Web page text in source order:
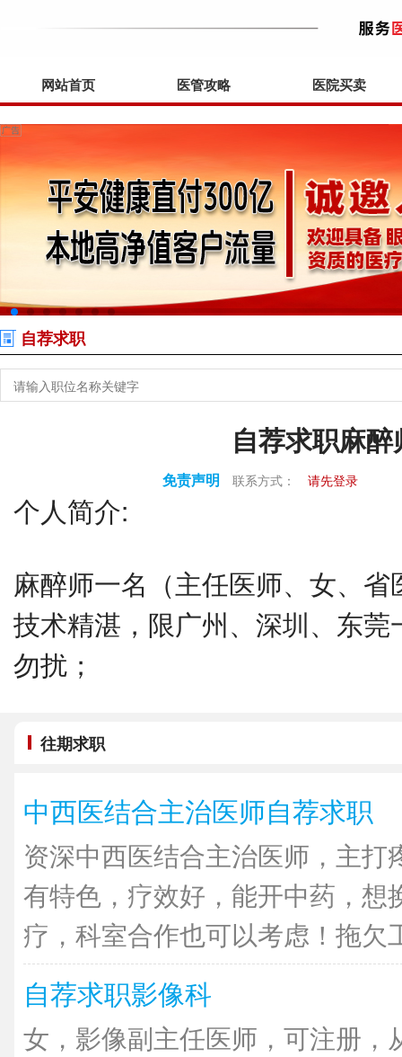
网站首页 医管攻略 医院买卖
自荐求职
自荐求职麻醉
免责声明 联系方式： 请先登录
个人简介:
麻醉师一名（主任医师、女、
技术精湛，限广州、深圳、东
勿扰；
往期求职
中西医结合主治医师自荐求职
资深中西医结合主治医师，主打
有特色，疗效好，能开中药，想
疗，科室合作也可以考虑！拖欠
自荐求职影像科
女，影像副主任医师，可注册，